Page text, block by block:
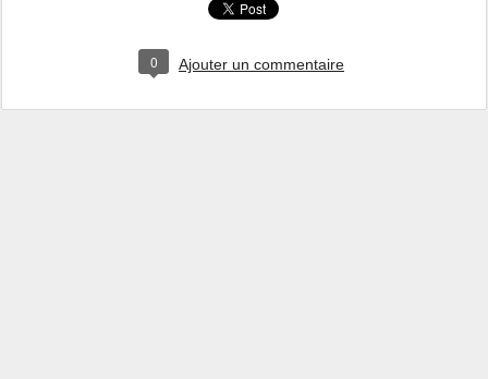
0 Ajouter un commentaire